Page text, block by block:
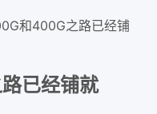
和400G之路已经铺
已经铺就